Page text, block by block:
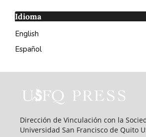
Idioma
English
Español
Dirección de Vinculación con la
Universidad San Francisco de Quito